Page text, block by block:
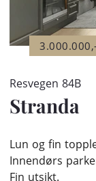
Resvegen 84B
Stranda
Lun og fin
Innendørs
Fin utsikt.